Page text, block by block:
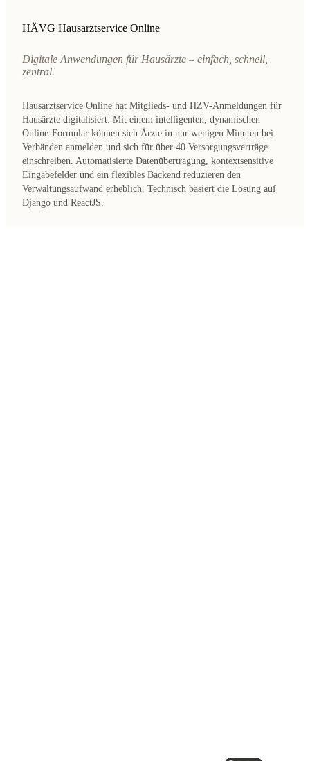
HÄVG Hausarztservice Online
Digitale Anwendungen für Hausärzte – einfach, schnell,
zentral.
Hausarztservice Online hat Mitglieds- und HZV-Anmeldungen für
Hausärzte digitalisiert: Mit einem intelligenten, dynamischen
Online-Formular können sich Ärzte in nur wenigen Minuten bei
Verbänden anmelden und sich für über 40 Versorgungsverträge
einschreiben. Automatisierte Datenübertragung, kontextsensitive
Eingabefelder und ein flexibles Backend reduzieren den
Verwaltungsaufwand erheblich. Technisch basiert die Lösung auf
Django und ReactJS.